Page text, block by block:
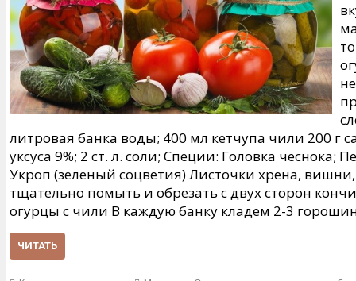
литровая банка воды; 400 мл кетчупа чили 200 г
уксуса 9%; 2 ст. л. соли; Специи: Головка
Укроп (зеленый соцветия) Листочки хрена,
тщательно помыть и обрезать с двух сторон
огурцы с чили В каждую банку кладем 2-3
ЧИТАТЬ